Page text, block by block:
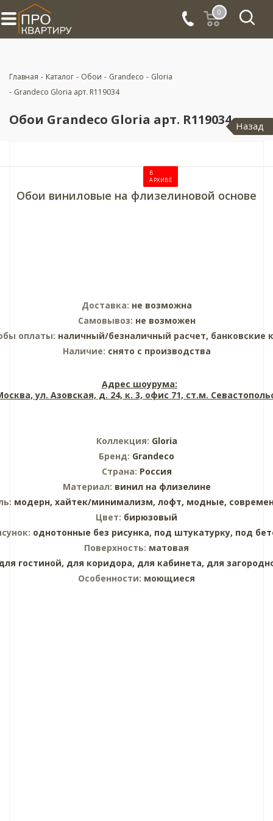
0
Главная - Каталог - Обои - Grandeco - Gloria
- Grandeco Gloria арт. R119034
Обои Grandeco Gloria арт. R119034 Назад
В
АРХИВЕ
Обои виниловые на флизелиновой основе
Доставка: не возможна
Самовывоз: не возможен
оплаты: наличный/безналичный расчет, банковские
Наличие: снято с производства
Адрес шоурума:
ул. Азовская, д. 24, к. 3, офис 71, ст.м.
Коллекция: Gloria
Бренд: Grandeco
Страна: Россия
Материал: винил на флизелине
модерн, хайтек/минимализм, лофт, модные,
Цвет: бирюзовый
однотонные без рисунка, под штукатурку, под
Поверхность: матовая
гостиной, для коридора, для кабинета, для
Особенности: моющиеся